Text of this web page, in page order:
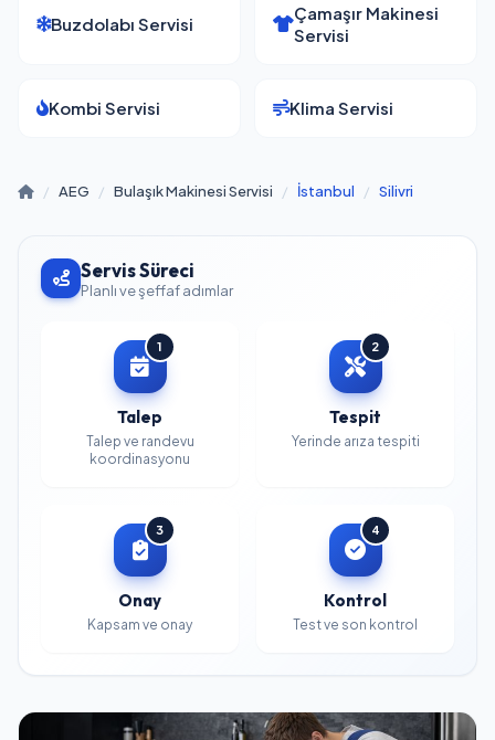
Buzdolabı Servisi
Çamaşır Makinesi
Servisi
Kombi Servisi Klima Servisi
/ AEG / Bulaşık Makinesi Servisi / İstanbul / Silivri
Servis Süreci
Planlı ve şeffaf adımlar
1
Talep
Talep ve randevu
koordinasyonu
2
Tespit
Yerinde arıza tespiti
3
Onay
Kapsam ve onay
4
Kontrol
Test ve son kontrol